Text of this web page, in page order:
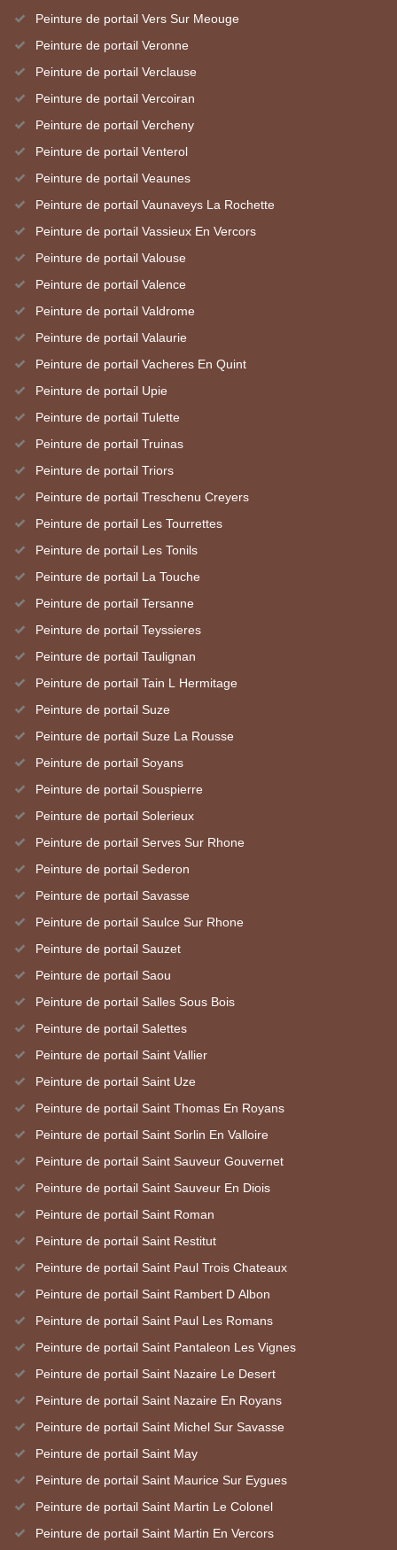
Peinture de portail Vers Sur Meouge
Peinture de portail Veronne
Peinture de portail Verclause
Peinture de portail Vercoiran
Peinture de portail Vercheny
Peinture de portail Venterol
Peinture de portail Veaunes
Peinture de portail Vaunaveys La Rochette
Peinture de portail Vassieux En Vercors
Peinture de portail Valouse
Peinture de portail Valence
Peinture de portail Valdrome
Peinture de portail Valaurie
Peinture de portail Vacheres En Quint
Peinture de portail Upie
Peinture de portail Tulette
Peinture de portail Truinas
Peinture de portail Triors
Peinture de portail Treschenu Creyers
Peinture de portail Les Tourrettes
Peinture de portail Les Tonils
Peinture de portail La Touche
Peinture de portail Tersanne
Peinture de portail Teyssieres
Peinture de portail Taulignan
Peinture de portail Tain L Hermitage
Peinture de portail Suze
Peinture de portail Suze La Rousse
Peinture de portail Soyans
Peinture de portail Souspierre
Peinture de portail Solerieux
Peinture de portail Serves Sur Rhone
Peinture de portail Sederon
Peinture de portail Savasse
Peinture de portail Saulce Sur Rhone
Peinture de portail Sauzet
Peinture de portail Saou
Peinture de portail Salles Sous Bois
Peinture de portail Salettes
Peinture de portail Saint Vallier
Peinture de portail Saint Uze
Peinture de portail Saint Thomas En Royans
Peinture de portail Saint Sorlin En Valloire
Peinture de portail Saint Sauveur Gouvernet
Peinture de portail Saint Sauveur En Diois
Peinture de portail Saint Roman
Peinture de portail Saint Restitut
Peinture de portail Saint Paul Trois Chateaux
Peinture de portail Saint Rambert D Albon
Peinture de portail Saint Paul Les Romans
Peinture de portail Saint Pantaleon Les Vignes
Peinture de portail Saint Nazaire Le Desert
Peinture de portail Saint Nazaire En Royans
Peinture de portail Saint Michel Sur Savasse
Peinture de portail Saint May
Peinture de portail Saint Maurice Sur Eygues
Peinture de portail Saint Martin Le Colonel
Peinture de portail Saint Martin En Vercors